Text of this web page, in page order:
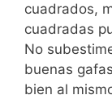
cuadrados,
cuadradas
No
buenas
bien al